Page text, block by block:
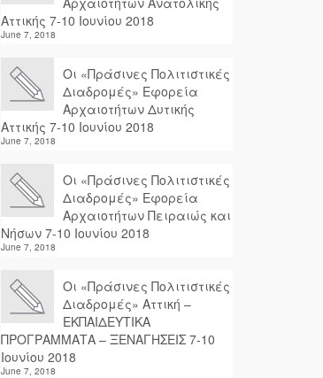
Αττικής 7-10 Ιουνίου 2018
June 7, 2018
Οι «Πράσινες Πολιτιστικές
Διαδρομές» Εφορεία
Αρχαιοτήτων Δυτικής
Αττικής 7-10 Ιουνίου 2018
June 7, 2018
Οι «Πράσινες Πολιτιστικές
Διαδρομές» Εφορεία
Αρχαιοτήτων Πειραιώς και
Νήσων 7-10 Ιουνίου 2018
June 7, 2018
Οι «Πράσινες Πολιτιστικές
Διαδρομές» Αττική –
ΕΚΠΑΙΔΕΥΤΙΚΑ
ΠΡΟΓΡΑΜΜΑΤΑ – ΞΕΝΑΓΗΣΕΙΣ 7-10
Ιουνίου 2018
June 7, 2018